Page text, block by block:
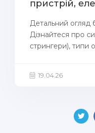
пристрій,
Детальний огляд
Дізнайтеся про
стрингери), типи
19.04.26